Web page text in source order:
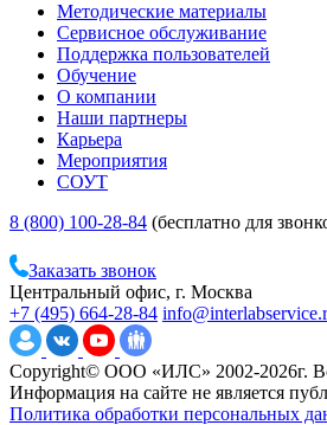
Методические материалы
Сервисное обслуживание
Поддержка пользователей
Обучение
О компании
Наши партнеры
Карьера
Мероприятия
СОУТ
8 (800) 100-28-84 (бесплатно для
Заказать звонок
Центральный офис, г. Москва
+7 (495) 664-28-84
Copyright© ООО «ИЛС» 2002-2026г.
Информация на сайте не является
Политика обработки персональных